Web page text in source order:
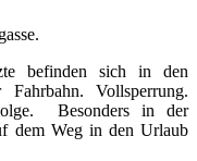
befinden sich in den
Vollsperrung.
Besonders in der
dem Weg in den Urlaub